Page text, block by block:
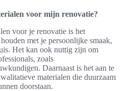
voor mijn renovatie?
voor je renovatie is het
met je persoonlijke smaak,
Het kan ook nuttig zijn om
zoals
Daarnaast is het aan te
materialen die duurzaam
doorstaan.